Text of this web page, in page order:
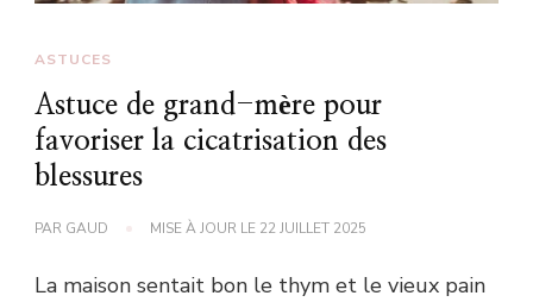
ASTUCES
Astuce de grand-mère pour
favoriser la cicatrisation des
blessures
PAR GAUD MISE À JOUR LE 22 JUILLET 2025
La maison sentait bon le thym et le vieux pain